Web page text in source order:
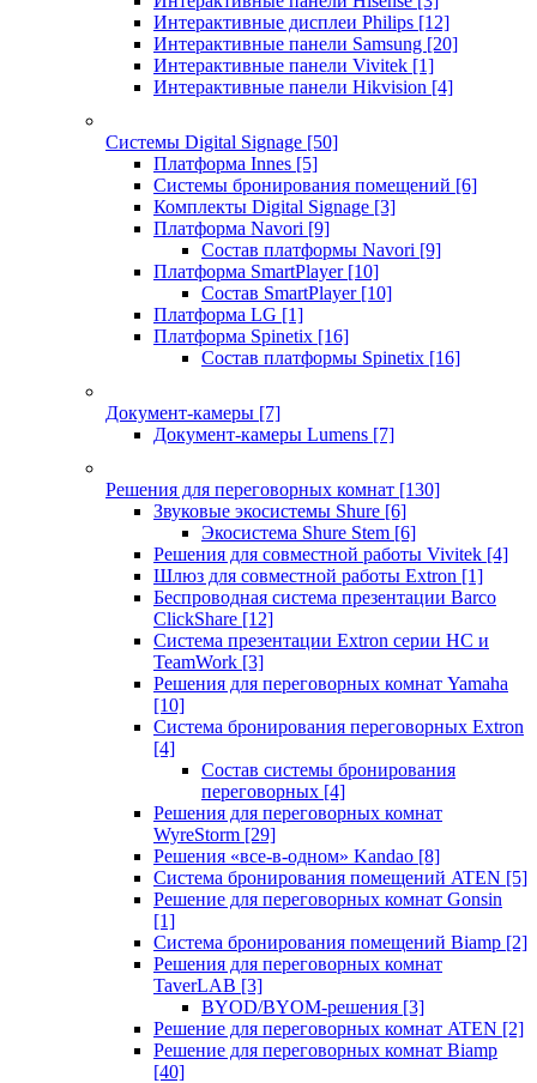
Интерактивные дисплеи Philips [12]
Интерактивные панели Samsung [20]
Интерактивные панели Vivitek [1]
Интерактивные панели Hikvision [4]
Системы Digital Signage [50]
Платформа Innes [5]
Системы бронирования помещений [6]
Комплекты Digital Signage [3]
Платформа Navori [9]
Состав платформы Navori [9]
Платформа SmartPlayer [10]
Состав SmartPlayer [10]
Платформа LG [1]
Платформа Spinetix [16]
Состав платформы Spinetix [16]
Документ-камеры [7]
Документ-камеры Lumens [7]
Решения для переговорных комнат [130]
Звуковые экосистемы Shure [6]
Экосистема Shure Stem [6]
Решения для совместной работы Vivitek [4]
Шлюз для совместной работы Extron [1]
Беспроводная система презентации Barco
ClickShare [12]
Система презентации Extron серии HC и
TeamWork [3]
Решения для переговорных комнат Yamaha
[10]
Система бронирования переговорных Extron
[4]
Состав системы бронирования
переговорных [4]
Решения для переговорных комнат
WyreStorm [29]
Решения «все-в-одном» Kandao [8]
Система бронирования помещений ATEN [5]
Решение для переговорных комнат Gonsin
[1]
Система бронирования помещений Biamp [2]
Решения для переговорных комнат
TaverLAB [3]
BYOD/BYOM-решения [3]
Решение для переговорных комнат ATEN [2]
Решение для переговорных комнат Biamp
[40]